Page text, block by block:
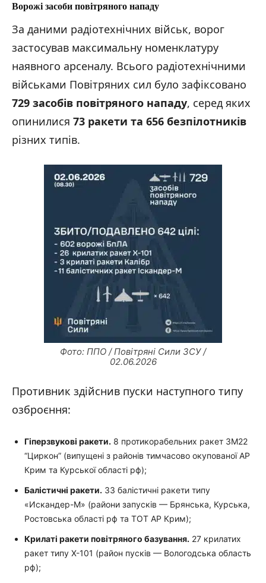
Ворожі засоби повітряного нападу
За даними радіотехнічних військ, ворог
застосував максимальну номенклатуру
наявного арсеналу. Всього радіотехнічними
військами Повітряних сил було зафіксовано
729 засобів повітряного нападу, серед яких
опинилися 73 ракети та 656 безпілотників
різних типів.
Фото: ППО / Повітряні Сили ЗСУ /
02.06.2026
Противник здійснив пуски наступного типу
озброєння:
Гіперзвукові ракети. 8 протикорабельних ракет 3М22
“Циркон” (випущені з районів тимчасово окупованої АР
Крим та Курської області рф);
Балістичні ракети. 33 балістичні ракети типу
«Искандер-М» (райони запусків — Брянська, Курська,
Ростовська області рф та ТОТ АР Крим);
Крилаті ракети повітряного базування. 27 крилатих
ракет типу Х-101 (район пусків — Вологодська область
рф);